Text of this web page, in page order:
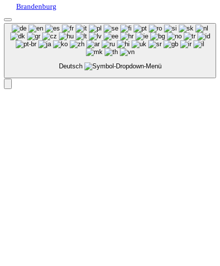
Brandenburg
Deutsch